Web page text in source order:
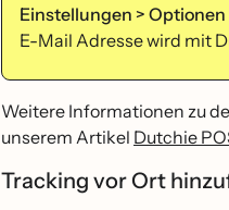
Einstellungen > Optionen
E-Mail Adresse wird mit
Weitere Informationen zu
unserem Artikel Dutchie
Tracking vor Ort